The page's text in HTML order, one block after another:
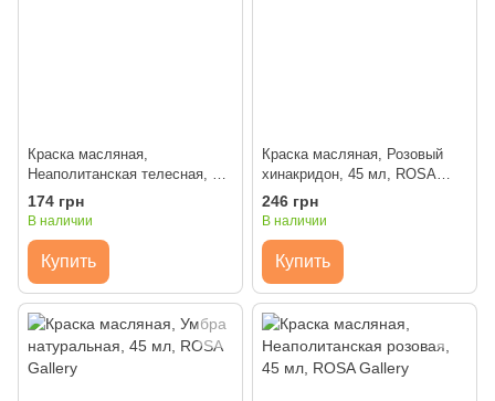
Краска масляная,
Неаполитанская телесная, 45
мл, ROSA Gallery
174 грн
В наличии
Купить
Краска масляная, Розовый
хинакридон, 45 мл, ROSA
Gallery
246 грн
В наличии
Купить